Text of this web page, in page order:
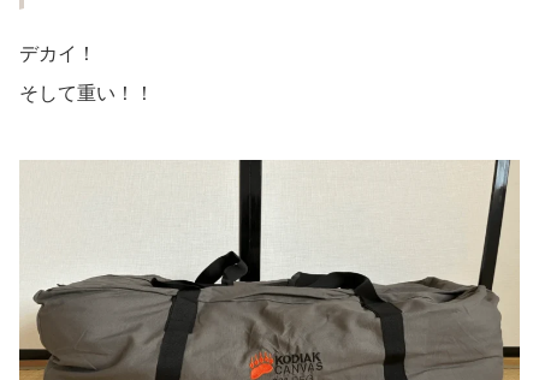
デカイ！
そして重い！！